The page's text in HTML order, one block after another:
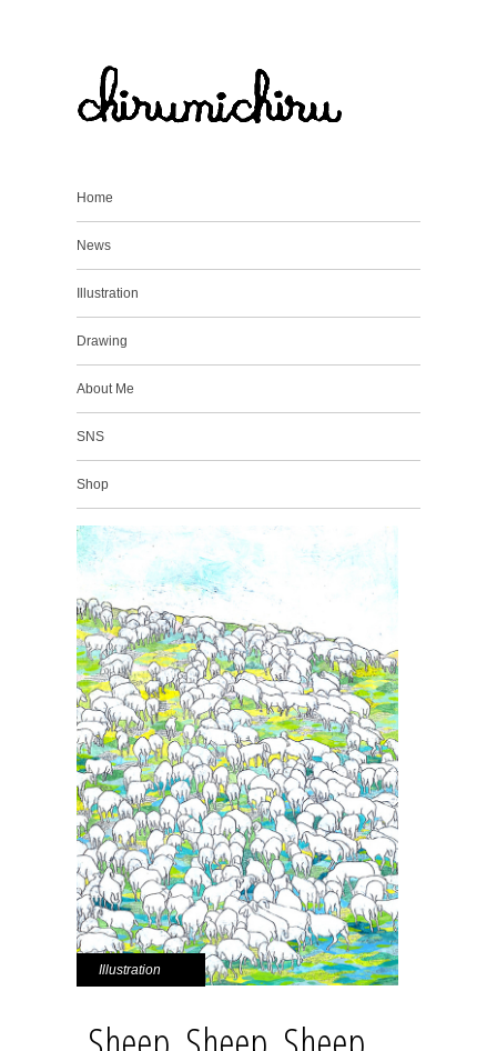
Home
News
Illustration
Drawing
About Me
SNS
Shop
Illustration